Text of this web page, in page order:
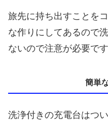
旅先に持ち出すことを
な作りにしてあるので
ないので注意が必要です
簡単
洗浄付きの充電台はつ